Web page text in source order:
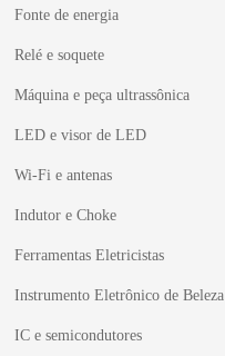
Fonte de energia
Relé e soquete
Máquina e peça ultrassônica
LED e visor de LED
Wi-Fi e antenas
Indutor e Choke
Ferramentas Eletricistas
Instrumento Eletrônico de Beleza
IC e semicondutores